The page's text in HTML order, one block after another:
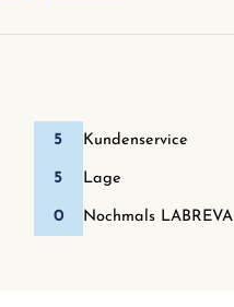
5 Kundenservice
5 Lage
0 Nochmals LABREVA